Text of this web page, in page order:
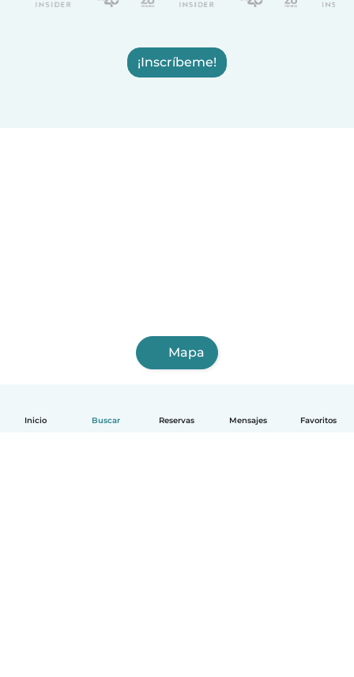
Inicio Buscar Reservas Mensajes Favoritos
¡Inscríbeme!
Mapa